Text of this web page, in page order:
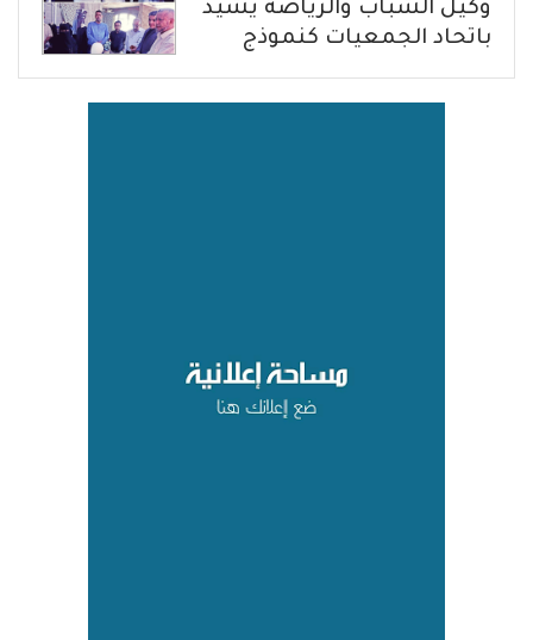
وكيل الشباب والرياضة يشيد
باتحاد الجمعيات كنموذج